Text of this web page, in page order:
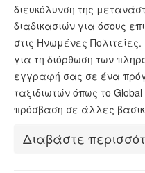
διευκόλυνση της
διαδικασιών για όσους
στις Ηνωμένες
για τη διόρθωση των
εγγραφή σας σε ένα
ταξιδιωτών όπως το Global
πρόσβαση σε άλλες
Διαβάστε